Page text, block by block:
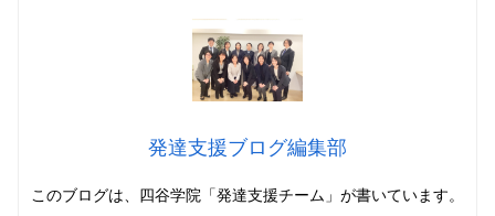
発達支援ブログ編集部
このブログは、四谷学院「発達支援チーム」 が書いています。